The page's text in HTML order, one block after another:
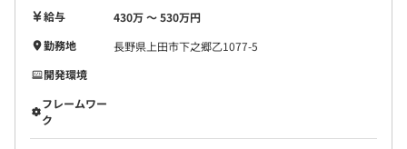
給与
430万 〜 530万円
勤務地
長野県上田市下之郷乙1077-5
開発環境
フレームワー
ク